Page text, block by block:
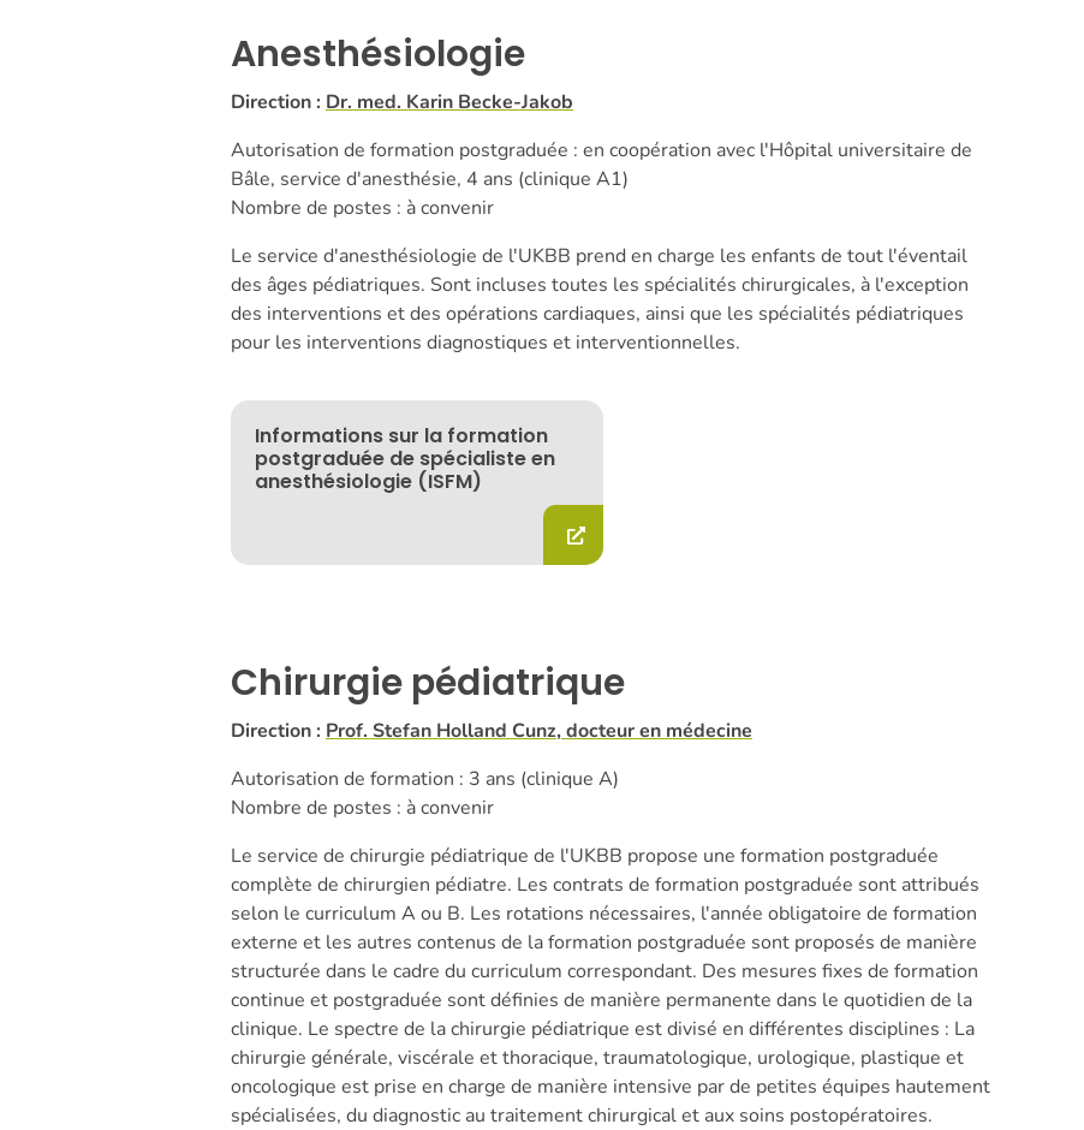
Anesthésiologie
Direction : Dr. med. Karin Becke-Jakob
Autorisation de formation postgraduée : en coopération avec l'Hôpital universitaire de
Bâle, service d'anesthésie, 4 ans (clinique A1)
Nombre de postes : à convenir
Le service d'anesthésiologie de l'UKBB prend en charge les enfants de tout l'éventail
des âges pédiatriques. Sont incluses toutes les spécialités chirurgicales, à l'exception
des interventions et des opérations cardiaques, ainsi que les spécialités pédiatriques
pour les interventions diagnostiques et interventionnelles.
Informations sur la formation
postgraduée de spécialiste en
anesthésiologie (ISFM)
Chirurgie pédiatrique
Direction : Prof. Stefan Holland Cunz, docteur en médecine
Autorisation de formation : 3 ans (clinique A)
Nombre de postes : à convenir
Le service de chirurgie pédiatrique de l'UKBB propose une formation postgraduée
complète de chirurgien pédiatre. Les contrats de formation postgraduée sont attribués
selon le curriculum A ou B. Les rotations nécessaires, l'année obligatoire de formation
externe et les autres contenus de la formation postgraduée sont proposés de manière
structurée dans le cadre du curriculum correspondant. Des mesures fixes de formation
continue et postgraduée sont définies de manière permanente dans le quotidien de la
clinique. Le spectre de la chirurgie pédiatrique est divisé en différentes disciplines : La
chirurgie générale, viscérale et thoracique, traumatologique, urologique, plastique et
oncologique est prise en charge de manière intensive par de petites équipes hautement
spécialisées, du diagnostic au traitement chirurgical et aux soins postopératoires.